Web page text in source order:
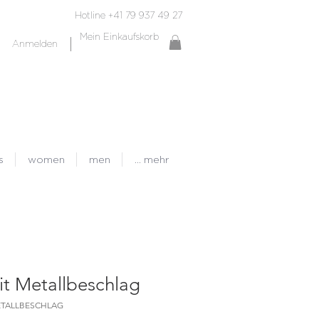
Hotline +41 79 937 49 27
Mein Einkaufskorb
Anmelden
women men ... mehr
Metallbeschlag